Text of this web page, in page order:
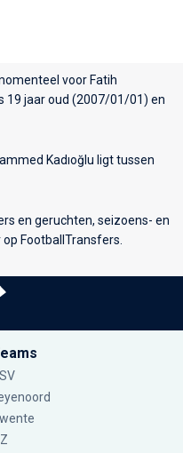
voor Fatih
19 jaar oud (2007/01/01) en
Kadıoğlu ligt tussen
en geruchten, seizoens- en
FootballTransfers.